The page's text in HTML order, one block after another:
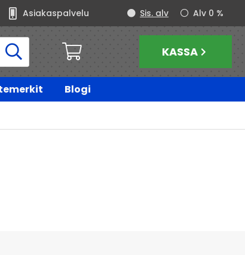
Asiakaspalvelu Alv 0 %
Sis. alv
KASSA
Blogi